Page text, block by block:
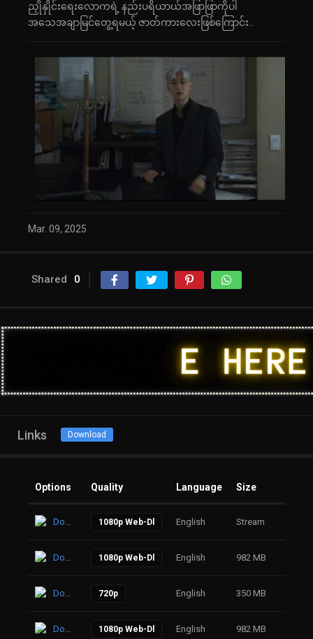
ညှိုနှိုင်းရေးလောကရဲ့ နည်းပရိယာယ်အဖြာဖြာကိုပါ
အသေအချာမြင်တွေ့ရမယ့် ဇာတ်ကားလေးဖြစ်ကြောင်း..
Mar. 09, 2025
Shared 0
Links Download
Options Quality Language Size
Download 1080p Web-Dl English Stream
Download 1080p Web-Dl English 982 MB
Download 720p English 350 MB
Download 1080p Web-Dl English 982 MB